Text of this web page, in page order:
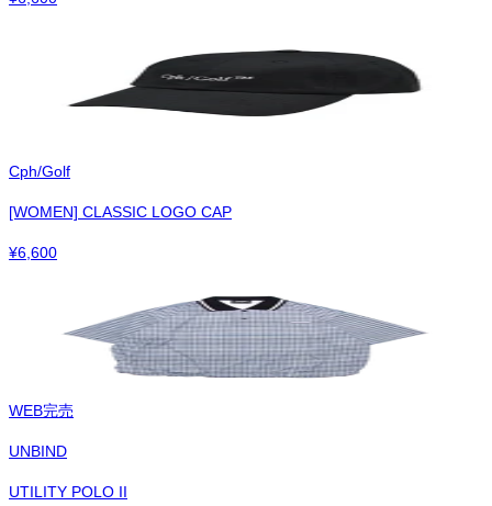
Cph/Golf
[WOMEN] CLASSIC LOGO CAP
¥6,600
WEB完売
UNBIND
UTILITY POLO II